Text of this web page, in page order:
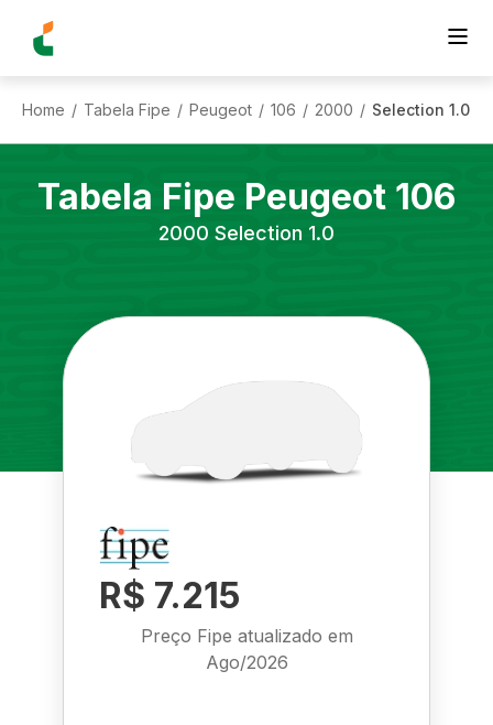
Home / Tabela Fipe / Peugeot / 106 / 2000 / Selection 1.0
Tabela Fipe Peugeot 106
2000 Selection 1.0
R$ 7.215
Preço Fipe atualizado em
Ago/2026